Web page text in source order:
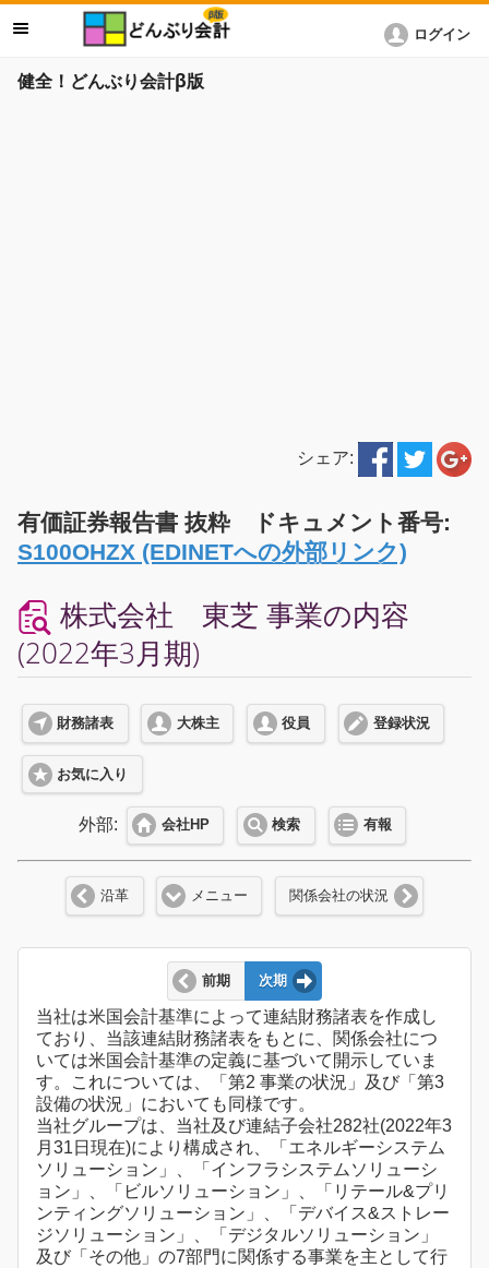
健全！どんぶり会計β版
ログイン
シェア:
有価証券報告書 抜粋 ドキュメント番号:
S100OHZX (EDINETへの外部リンク)
株式会社 東芝 事業の内容
(2022年3月期)
財務諸表 大株主 役員 登録状況
お気に入り
外部: 会社HP 検索 有報
沿革 メニュー 関係会社の状況
前期 次期
当社は米国会計基準によって連結財務諸表を作成し
ており、当該連結財務諸表をもとに、関係会社につ
いては米国会計基準の定義に基づいて開示していま
す。これについては、「第2 事業の状況」及び「第3
設備の状況」においても同様です。
当社グループは、当社及び連結子会社282社(2022年3
月31日現在)により構成され、「エネルギーシステム
ソリューション」、「インフラシステムソリューシ
ョン」、「ビルソリューション」、「リテール&プリ
ンティングソリューション」、「デバイス&ストレー
ジソリューション」、「デジタルソリューション」
及び「その他」の7部門に関係する事業を主として行